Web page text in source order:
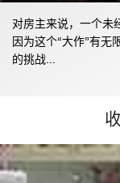
对房主来说，一个未
因为这个“大作”有无
的挑战...